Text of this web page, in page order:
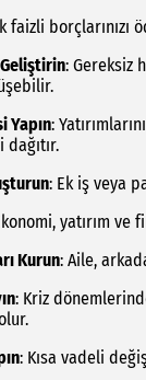
faizli borçlarınızı
Geliştirin: Gereksiz
Yapın:
: Ek iş veya
yatırım
Kurun: Aile,
: Kriz
: Kısa vadeli